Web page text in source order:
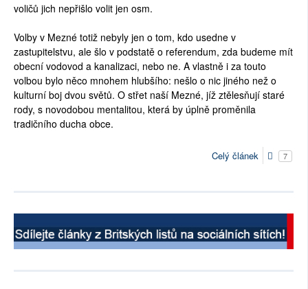
voličů jich nepřišlo volit jen osm.
Volby v Mezné totiž nebyly jen o tom, kdo usedne v
zastupitelstvu, ale šlo v podstatě o referendum, zda budeme mít
obecní vodovod a kanalizaci, nebo ne. A vlastně i za touto
volbou bylo něco mnohem hlubšího: nešlo o nic jiného než o
kulturní boj dvou světů. O střet naší Mezné, jíž ztělesňují staré
rody, s novodobou mentalitou, která by úplně proměnila
tradičního ducha obce.
Celý článek 7